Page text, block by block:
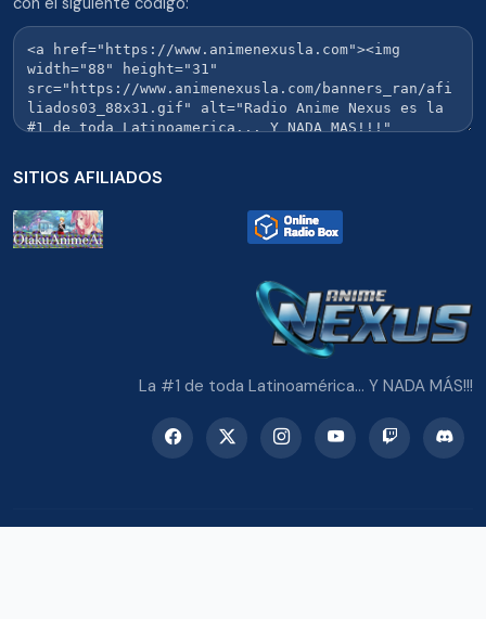
SITIOS AFILIADOS
La #1 de toda Latinoamérica... Y NADA MÁS!!!